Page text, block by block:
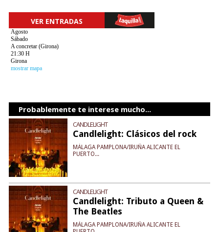
VER ENTRADAS
Agosto
Sábado
A concretar (Girona)
21:30 H
Girona
mostrar mapa
Probablemente te interese mucho...
CANDLELIGHT
Candlelight: Clásicos del rock
MÁLAGA PAMPLONA/IRUÑA ALICANTE EL
PUERTO...
CANDLELIGHT
Candlelight: Tributo a Queen &
The Beatles
MÁLAGA PAMPLONA/IRUÑA ALICANTE EL